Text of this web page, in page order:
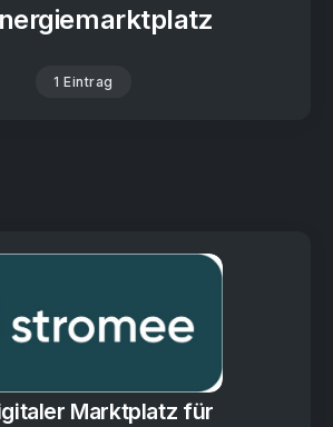
1 Eintrag
Marktplatz für